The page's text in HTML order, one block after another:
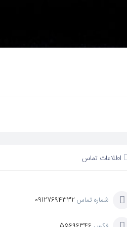
اطلاعات تماس
شماره تماس 09127694332